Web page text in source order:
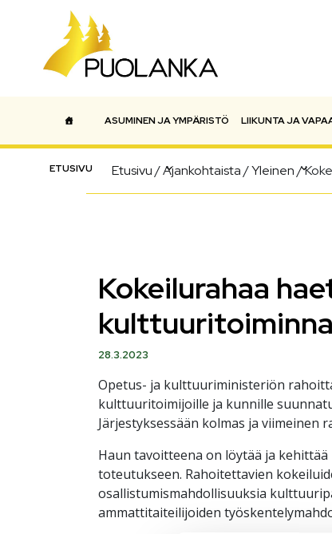
Päävalikko
ETUSIVU
ASUMINEN JA YMPÄRISTÖ LIIKUNTA JA
Etusivu/Ajankohtaista/Yleinen/
Kokeilurahaa
28.3.2023
Opetus- ja kulttuuriministeriön
kulttuuritoimijoille ja kunnille
Järjestyksessään kolmas ja viimeinen
Haun tavoitteena on löytää ja
toteutukseen. Rahoitettavien
osallistumismahdollisuuksia
ammattitaiteilijoiden